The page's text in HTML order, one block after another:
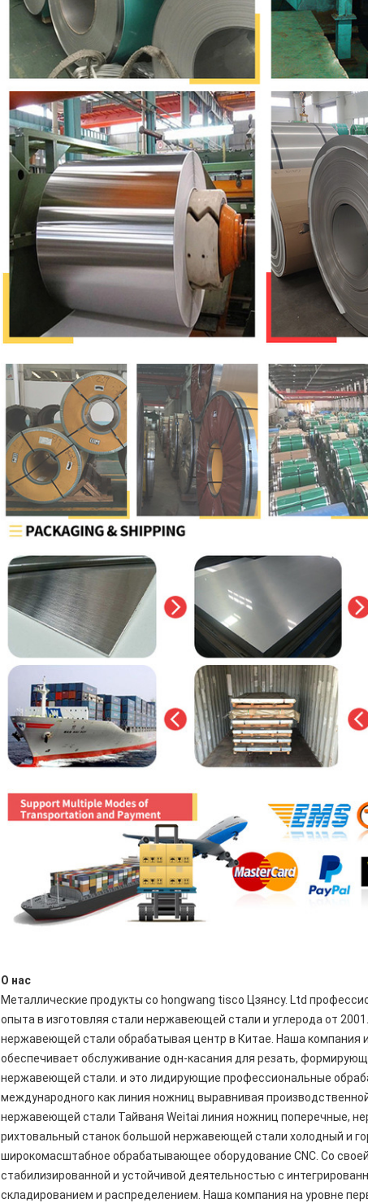
О нас
Металлические продукты co hongwang tisco Цзянсу. Ltd
опыта в изготовляя стали нержавеющей стали и углерода от
нержавеющей стали обрабатывая центр в Китае. Наша компания
обеспечивает обслуживание одн-касания для резать,
нержавеющей стали. и это лидирующие профессиональные
международного как линия ножниц выравнивая
нержавеющей стали Тайваня Weitai линия ножниц поперечные,
рихтовальный станок большой нержавеющей стали холодный и
широкомасштабное обрабатывающее оборудование CNC. Со
стабилизированной и устойчивой деятельностью с
складированием и распределением. Наша компания на уровне